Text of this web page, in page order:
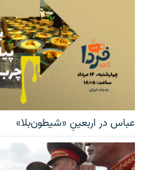
عباس در اربعینِ «شیطون‌بلا»